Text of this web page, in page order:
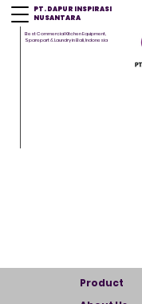
PT. DAPUR INSPIRASI
NUSANTARA
Best Commercial Kitchen Equipment,
Sparepart & Laundry in Bali, Indonesia
Product